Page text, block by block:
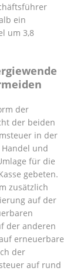
ein
um 3,8
der
der beiden
in der
und
für die
gebeten.
zusätzlich
auf der
der anderen
erneuerbare
der
auf rund